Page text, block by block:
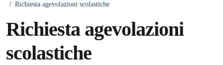
/ Richiesta agevolazioni scolastiche
Richiesta agevolazioni
scolastiche